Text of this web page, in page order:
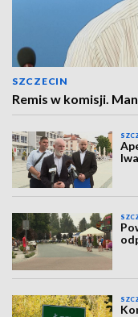
SZCZECIN
Remis w komisji.